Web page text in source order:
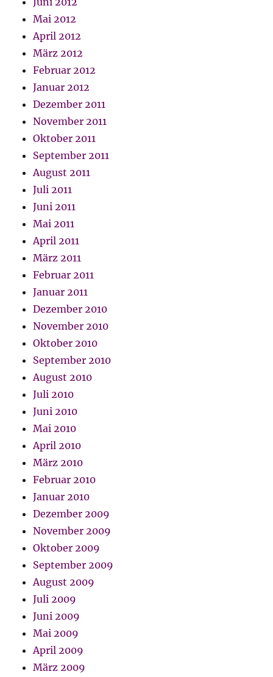
Mai 2012
April 2012
März 2012
Februar 2012
Januar 2012
Dezember 2011
November 2011
Oktober 2011
September 2011
August 2011
Juli 2011
Juni 2011
Mai 2011
April 2011
März 2011
Februar 2011
Januar 2011
Dezember 2010
November 2010
Oktober 2010
September 2010
August 2010
Juli 2010
Juni 2010
Mai 2010
April 2010
März 2010
Februar 2010
Januar 2010
Dezember 2009
November 2009
Oktober 2009
September 2009
August 2009
Juli 2009
Juni 2009
Mai 2009
April 2009
März 2009